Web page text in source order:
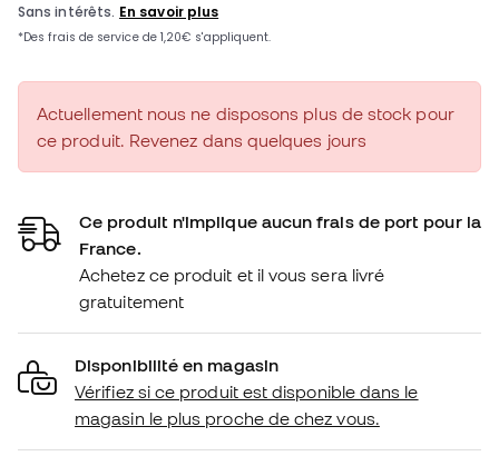
Actuellement nous ne disposons plus de stock pour
ce produit. Revenez dans quelques jours
Ce produit n'implique aucun frais de port pour la
France.
Achetez ce produit et il vous sera livré
gratuitement
Disponibilité en magasin
Vérifiez si ce produit est disponible dans le
magasin le plus proche de chez vous.